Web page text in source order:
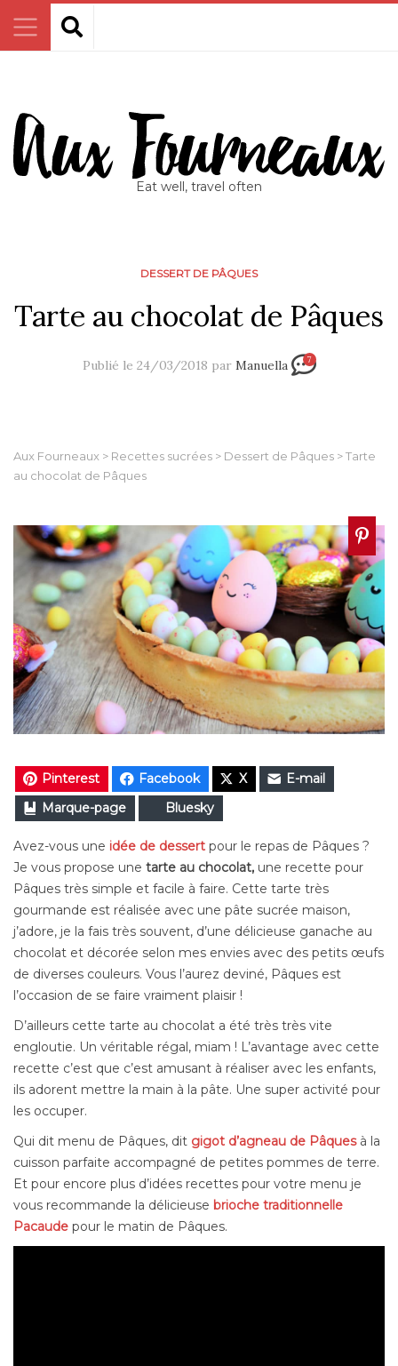
Eat well, travel often
DESSERT DE PÂQUES
Tarte au chocolat de Pâques
Publié le 24/03/2018 par Manuella 7
Aux Fourneaux > Recettes sucrées > Dessert de Pâques >Tarte
au chocolat de Pâques
Pinterest Facebook X
E-mail
Marque-page
Bluesky
Avez-vous une idée de dessert pour le repas de Pâques ?
Je vous propose une tarte au chocolat, une recette pour
Pâques très simple et facile à faire. Cette tarte très
gourmande est réalisée avec une pâte sucrée maison,
j’adore, je la fais très souvent, d’une délicieuse ganache au
chocolat et décorée selon mes envies avec des petits œufs
de diverses couleurs. Vous l’aurez deviné, Pâques est
l’occasion de se faire vraiment plaisir !
D’ailleurs cette tarte au chocolat a été très très vite
engloutie. Un véritable régal, miam ! L’avantage avec cette
recette c’est que c’est amusant à réaliser avec les enfants,
ils adorent mettre la main à la pâte. Une super activité pour
les occuper.
Qui dit menu de Pâques, dit gigot d’agneau de Pâquesà la
cuisson parfaite accompagné de petites pommes de terre.
Et pour encore plus d’idées recettes pour votre menu je
vous recommande la délicieuse brioche traditionnelle
Pacaude pour le matin de Pâques.